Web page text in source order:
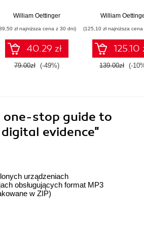
dowodów
początkujących
William Oettinger
zł najniższa cena z 30 dni)
40.29 zł
79.00zł (-49%)
acquiring,
evidence -
Edition
William
(125,10 zł najniższa
125.10
139.00zł (-
one-stop guide to
evidence"
urządzeniach
obsługujących format MP3
w ZIP)